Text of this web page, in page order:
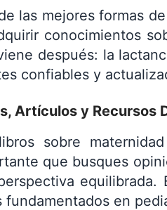
las mejores formas
conocimientos
después: la
confiables y
Artículos y Recursos
sobre
que busques
fundamentados en